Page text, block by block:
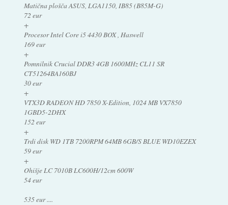
Matična plošča ASUS, LGA1150, IB85 (B85M-G)
72 eur
+
Procesor Intel Core i5 4430 BOX , Haswell
169 eur
+
Pomnilnik Crucial DDR3 4GB 1600MHz CL11 SR
CT51264BA160BJ
30 eur
+
VTX3D RADEON HD 7850 X-Edition, 1024 MB VX7850
1GBD5-2DHX
152 eur
+
Trdi disk WD 1TB 7200RPM 64MB 6GB/S BLUE WD10EZEX
59 eur
+
Ohišje LC 7010B LC600H/12cm 600W
54 eur
535 eur ....